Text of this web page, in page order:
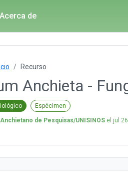
Acerca de
Recurso
Anchieta -
Espécimen
de Pesquisas/UNISINOS el jul